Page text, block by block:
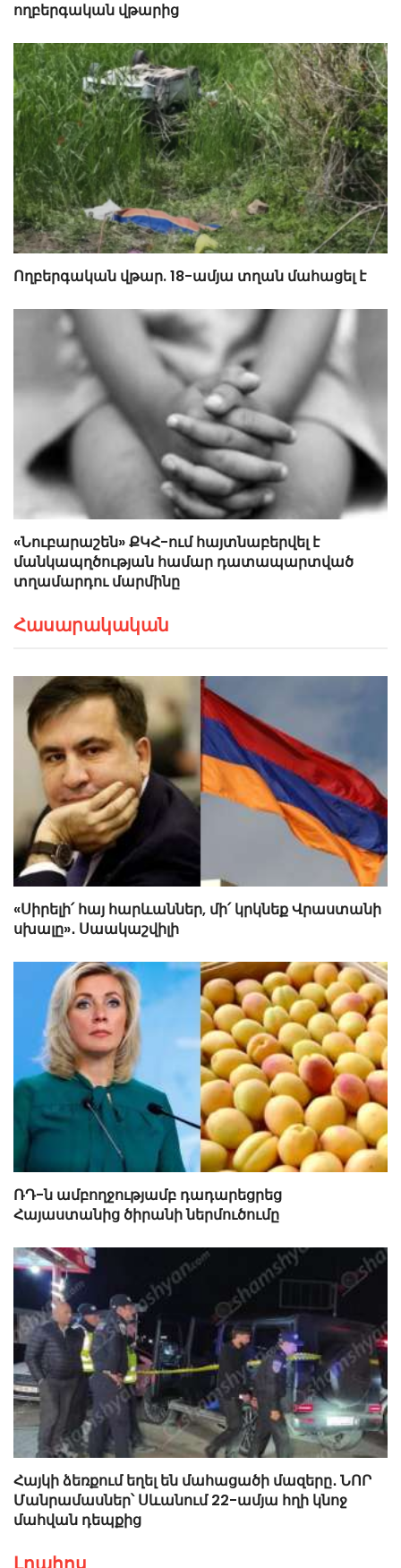
ողբերգական վթարից
Ողբերգական վթար. 18-ամյա տղան մահացել է
«Նուբարաշեն» ՔԿՀ-ում հայտնաբերվել է
մանկապղծության համար դատապարտված
տղամարդու մարմինը
Հասարակական
«Սիրելի՛ հայ հարևաններ, մի՛ կրկնեք Վրաստանի
սխալը»․ Սաակաշվիլի
ՌԴ-ն ամբողջությամբ դադարեցրեց
Հայաստանից ծիրանի ներմուծումը
Հայկի ձեռքում եղել են մահացածի մազերը․ ՆՈՐ
Մանրամասներ՝ Սևանում 22-ամյա հղի կնոջ
մահվան դեպքից